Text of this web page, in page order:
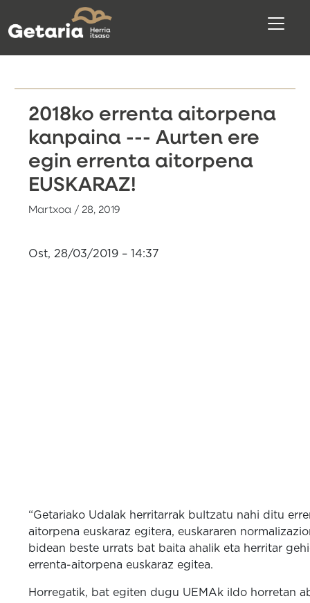
2018ko errenta aitorpena
kanpaina --- Aurten ere
egin errenta aitorpena
EUSKARAZ!
Martxoa / 28, 2019
Ost, 28/03/2019 – 14:37
“Getariako Udalak herritarrak bultzatu nahi ditu
aitorpena euskaraz egitera, euskararen
bidean beste urrats bat baita ahalik eta herritar
errenta-aitorpena euskaraz egitea.
Horregatik, bat egiten dugu UEMAk ildo horretan